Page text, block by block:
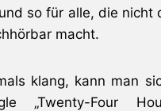
so für alle, die nicht
macht.
klang, kann man
„Twenty-Four